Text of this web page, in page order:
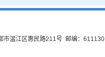
市温江区惠民路211号 邮编：611130